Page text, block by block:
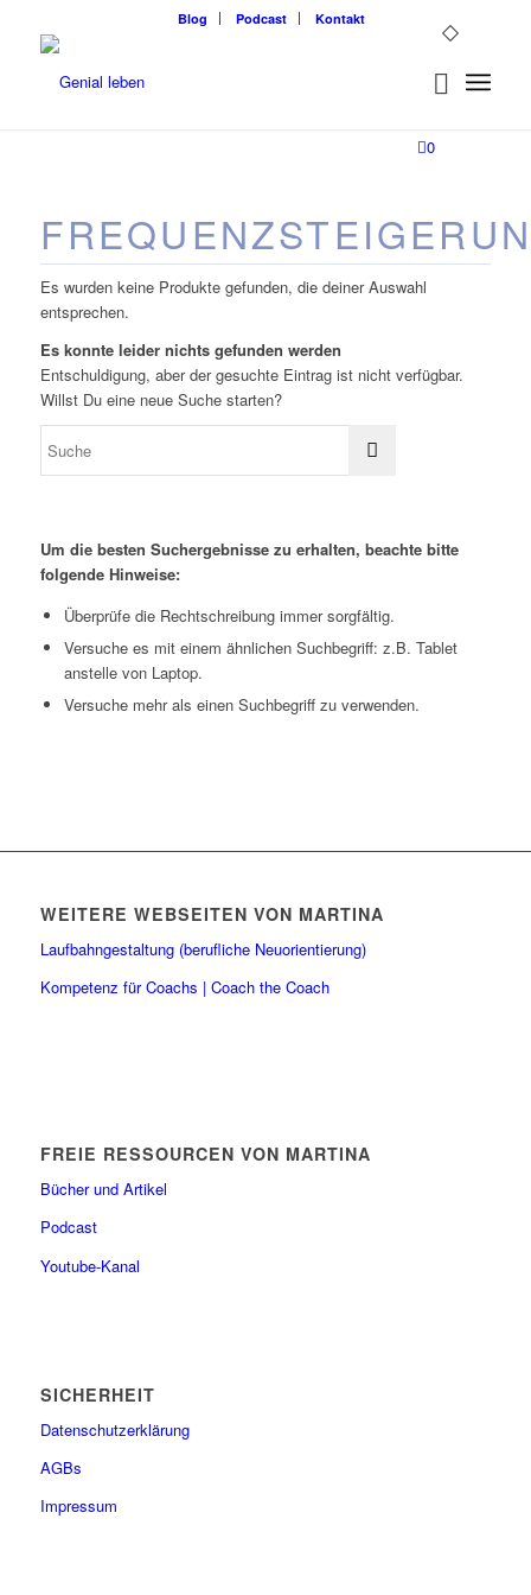
Blog Podcast Kontakt
0
Es wurden keine Produkte gefunden, die deiner Auswahl
entsprechen.
Es konnte leider nichts gefunden werden
Entschuldigung, aber der gesuchte Eintrag ist nicht verfügbar.
Willst Du eine neue Suche starten?
Um die besten Suchergebnisse zu erhalten, beachte bitte
folgende Hinweise:
Überprüfe die Rechtschreibung immer sorgfältig.
Versuche es mit einem ähnlichen Suchbegriff: z.B. Tablet
anstelle von Laptop.
Versuche mehr als einen Suchbegriff zu verwenden.
WEITERE WEBSEITEN VON MARTINA
Laufbahngestaltung (berufliche Neuorientierung)
Kompetenz für Coachs | Coach the Coach
FREIE RESSOURCEN VON MARTINA
Bücher und Artikel
Podcast
Youtube-Kanal
SICHERHEIT
Datenschutzerklärung
AGBs
Impressum